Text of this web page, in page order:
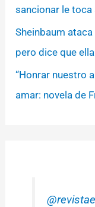
sancionar le toca
Sheinbaum
pero dice que
“Honrar nuestro
amar: novela de